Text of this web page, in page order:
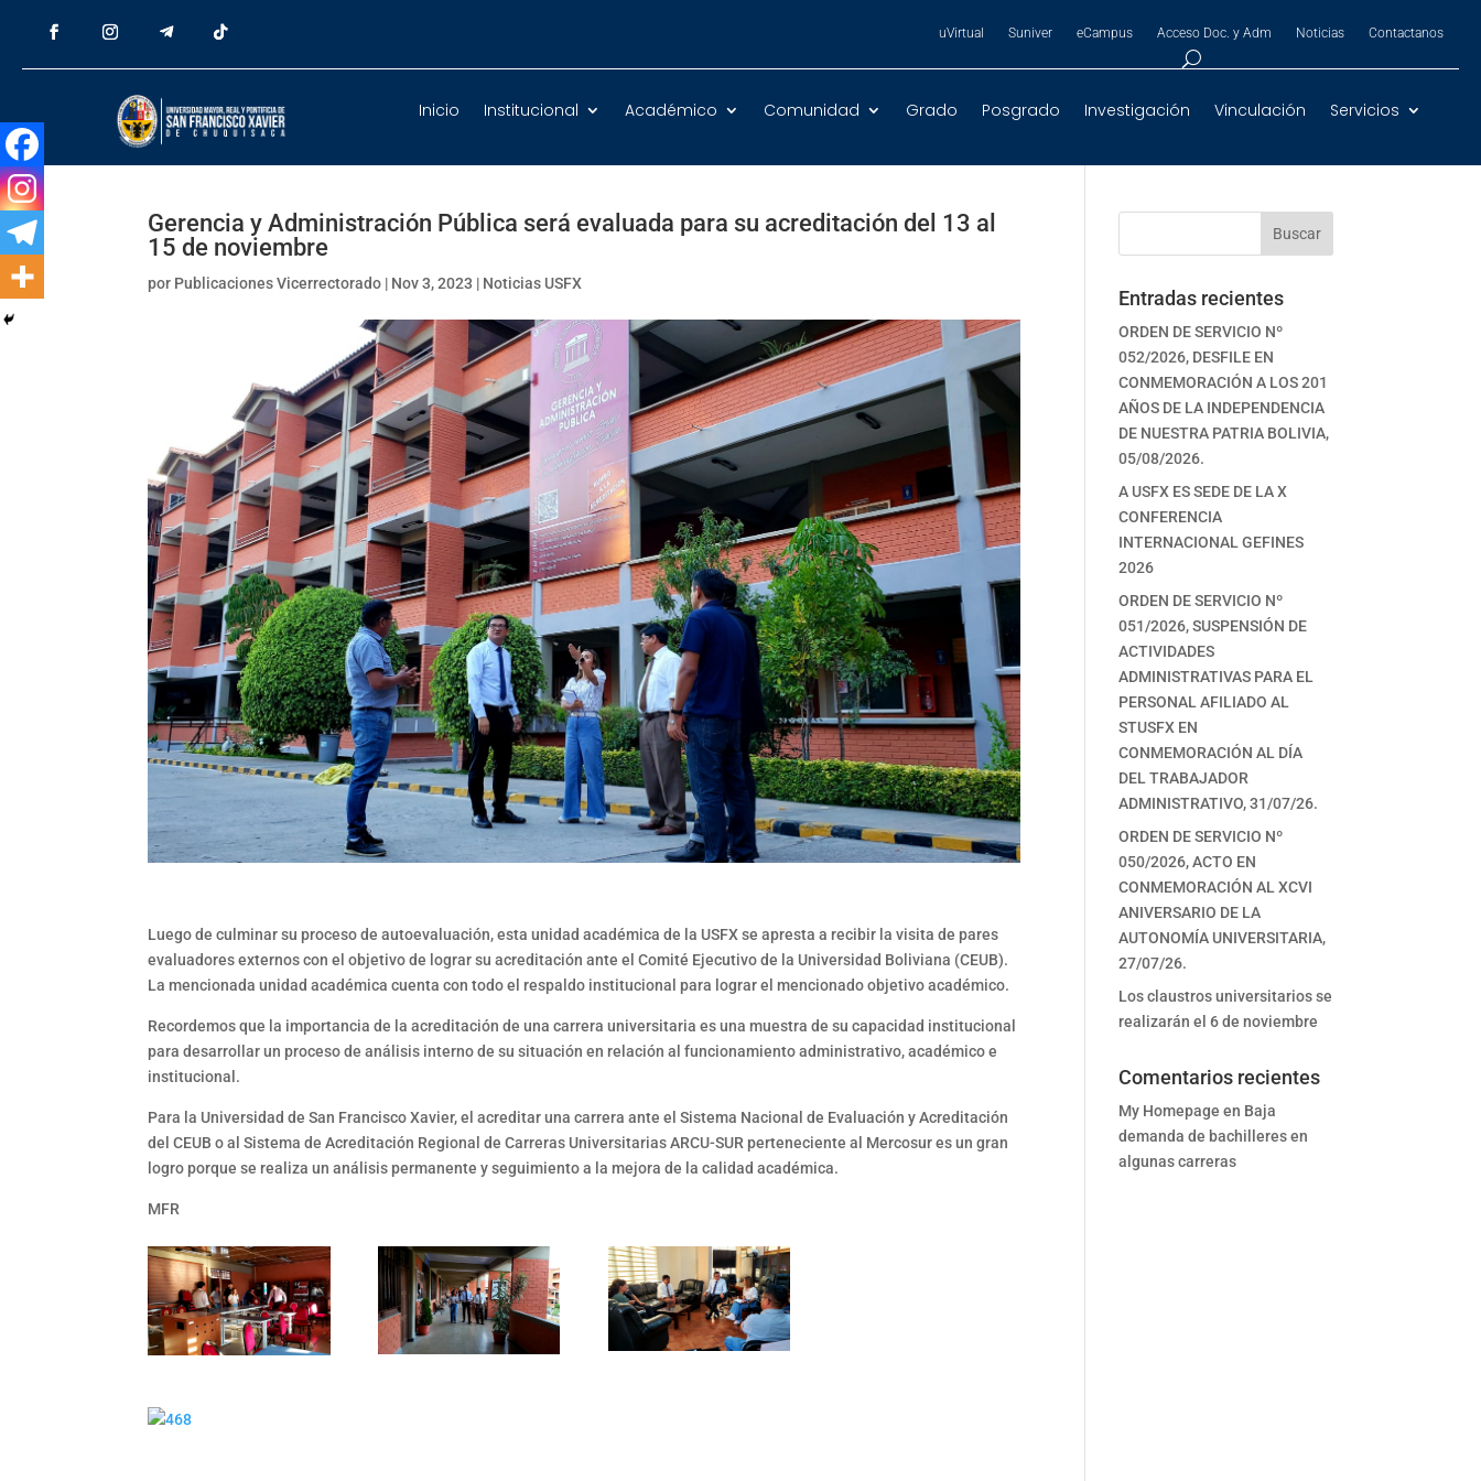
uVirtual Suniver eCampus Acceso Doc. y Adm Noticias Contactanos
Inicio Institucional Académico Comunidad Grado Posgrado Investigación Vinculación Servicios
Gerencia y Administración Pública será evaluada para su acreditación del 13 al
15 de noviembre
por Publicaciones Vicerrectorado | Nov 3, 2023 | Noticias USFX
Luego de culminar su proceso de autoevaluación, esta unidad académica de la USFX se apresta a recibir la visita de pares
evaluadores externos con el objetivo de lograr su acreditación ante el Comité Ejecutivo de la Universidad Boliviana (CEUB).
La mencionada unidad académica cuenta con todo el respaldo institucional para lograr el mencionado objetivo académico.
Recordemos que la importancia de la acreditación de una carrera universitaria es una muestra de su capacidad institucional
para desarrollar un proceso de análisis interno de su situación en relación al funcionamiento administrativo, académico e
institucional.
Para la Universidad de San Francisco Xavier, el acreditar una carrera ante el Sistema Nacional de Evaluación y Acreditación
del CEUB o al Sistema de Acreditación Regional de Carreras Universitarias ARCU-SUR perteneciente al Mercosur es un gran
logro porque se realiza un análisis permanente y seguimiento a la mejora de la calidad académica.
MFR
Buscar
Entradas recientes
ORDEN DE SERVICIO Nº
052/2026, DESFILE EN
CONMEMORACIÓN A LOS 201
AÑOS DE LA INDEPENDENCIA
DE NUESTRA PATRIA BOLIVIA,
05/08/2026.
A USFX ES SEDE DE LA X
CONFERENCIA
INTERNACIONAL GEFINES
2026
ORDEN DE SERVICIO Nº
051/2026, SUSPENSIÓN DE
ACTIVIDADES
ADMINISTRATIVAS PARA EL
PERSONAL AFILIADO AL
STUSFX EN
CONMEMORACIÓN AL DÍA
DEL TRABAJADOR
ADMINISTRATIVO, 31/07/26.
ORDEN DE SERVICIO Nº
050/2026, ACTO EN
CONMEMORACIÓN AL XCVI
ANIVERSARIO DE LA
AUTONOMÍA UNIVERSITARIA,
27/07/26.
Los claustros universitarios se
realizarán el 6 de noviembre
Comentarios recientes
My Homepage en Baja
demanda de bachilleres en
algunas carreras